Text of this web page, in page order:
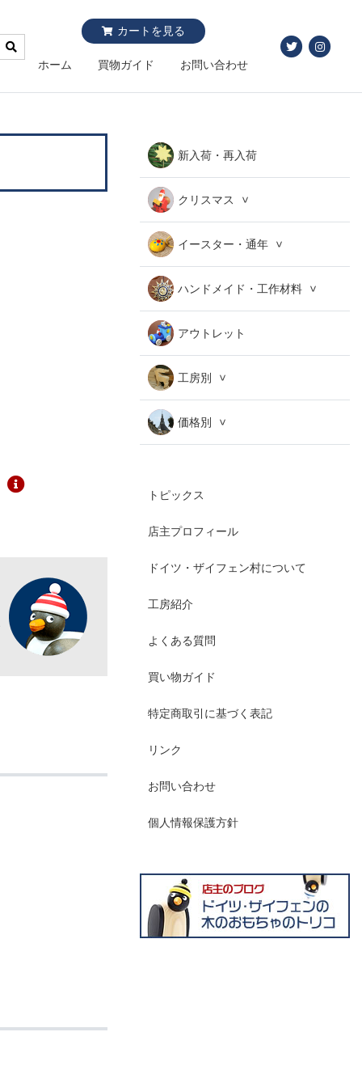
カートを見る
ホーム 買物ガイド お問い合わせ
新入荷・再入荷
クリスマス
イースター・通年
ハンドメイド・工作材料
アウトレット
工房別
価格別
トピックス
店主プロフィール
ドイツ・ザイフェン村について
工房紹介
よくある質問
買い物ガイド
特定商取引に基づく表記
リンク
お問い合わせ
個人情報保護方針